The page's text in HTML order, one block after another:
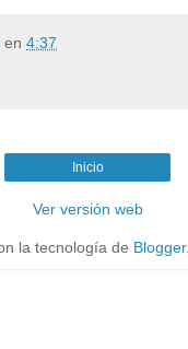
en 4:37
Inicio
Ver versión web
la tecnología de Blogger.